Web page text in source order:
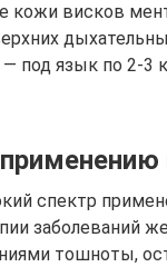
кожи висков
под язык по 2-3
спектр
заболеваний
тошноты,